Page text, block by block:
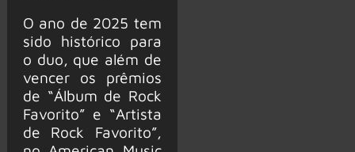
O ano de 2025 tem
sido histórico para
o duo, que além de
vencer os prêmios
de “Álbum de Rock
Favorito” e “Artista
de Rock Favorito”,